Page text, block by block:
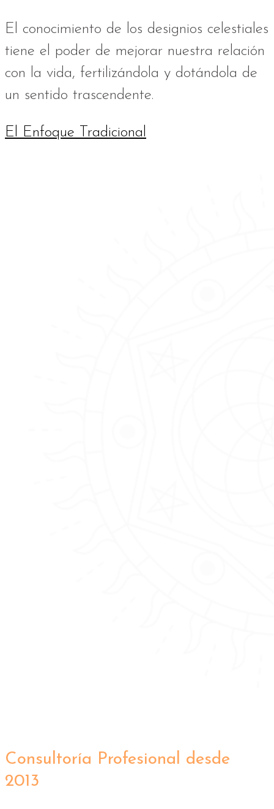
El conocimiento de los designios celestiales
tiene el poder de mejorar nuestra relación
con la vida, fertilizándola y dotándola de
un sentido trascendente.
El Enfoque Tradicional
Consultoría Profesional desde
2013